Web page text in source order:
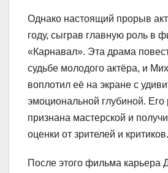
Однако настоящий прорыв
году, сыграв главную роль в
«Карнавал». Эта драма
судьбе молодого актёра, и
воплотил её на экране с
эмоциональной глубиной.
признана мастерской и
оценки от зрителей и критиков.
После этого фильма карьера